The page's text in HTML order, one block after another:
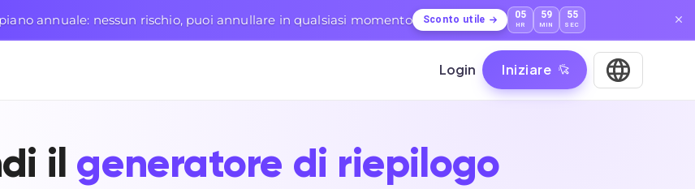
annuale: nessun rischio, puoi annullare in qualsiasi momento Sconto utile 05
HR
59
MIN
54
SEC
Login Iniziare
il generatore di riepilogo